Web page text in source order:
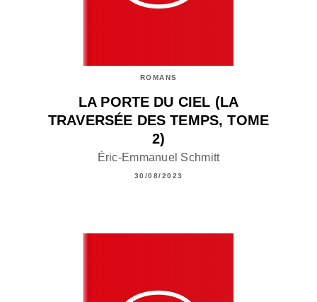
ROMANS
LA PORTE DU CIEL (LA
TRAVERSÉE DES TEMPS, TOME
2)
Éric-Emmanuel Schmitt
30/08/2023